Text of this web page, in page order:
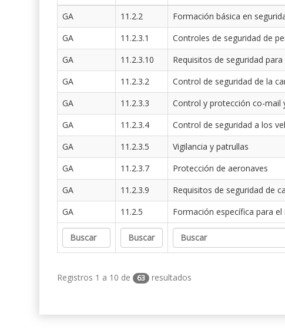
GA
11.2.2
Formación básica en
GA
11.2.3.1
Controles de seguridad de
GA
11.2.3.10
Requisitos de seguridad
GA
11.2.3.2
Control de seguridad de la
GA
11.2.3.3
Control y protección co-mail
GA
11.2.3.4
Control de seguridad a los
GA
11.2.3.5
Vigilancia y patrullas
GA
11.2.3.7
Protección de aeronaves
GA
11.2.3.9
Requisitos de seguridad de
GA
11.2.5 Formación específica para
Registros 1 a 10 de 63 resultados